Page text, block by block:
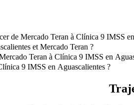
de Mercado Teran à Clínica 9 IMSS
Teran à Clínica 9 IMSS en
et Mercado Teran ?
6,7 km de Mercado Teran.
Teran à Clínica 9 IMSS en
Teran à Clínica 9 IMSS en
9 IMSS en Aguascalientes ?